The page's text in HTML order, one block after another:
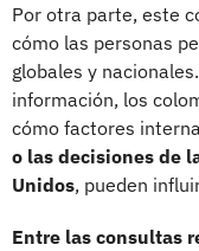
Por otra parte, este
cómo las personas
globales y
información, los
cómo factores
o las decisiones de
Unidos, pueden
Entre las consultas